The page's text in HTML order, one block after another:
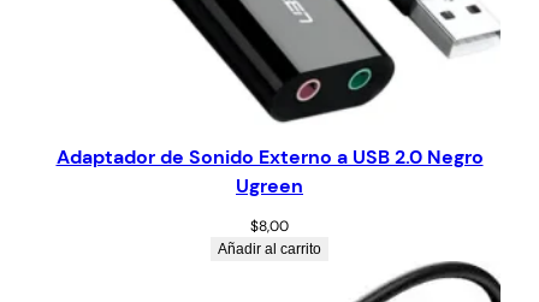
Adaptador de Sonido Externo a USB 2.0 Negro
Ugreen
$8,00
Añadir al carrito